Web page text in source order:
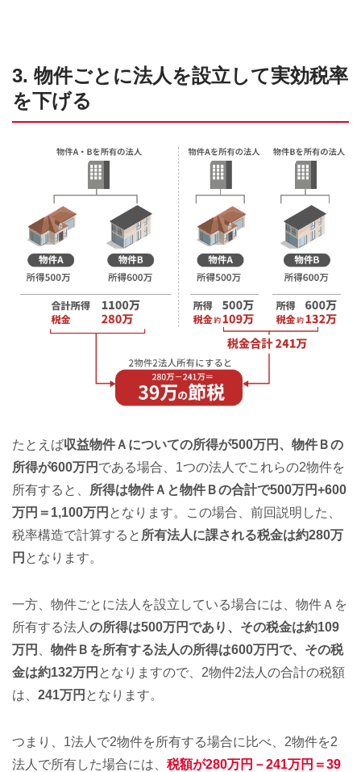
3. 物件ごとに法人を設立して実効税率
を下げる
たとえば収益物件Ａについての所得が500万円、物件Ｂの
所得が600万円 である場合、1つの法人でこれらの2物件を
所有すると、 所得は物件Ａと物件Ｂの合計で500万円+600
万円＝1,100万円 となります。この場合、前回説明した、
税率構造で計算すると 所有法人に課される税金は約280万
円 となります。
一方、物件ごとに法人を設立している場合には、物件Ａを
所有する法人の所得は500万円であり、その税金は約109
万円 、 物件Ｂを所有する法人の所得は600万円で、その税
金は約132万円 となりますので、2物件2法人の合計の税額
は、 241万円 となります。
つまり、1法人で2物件を所有する場合に比べ、2物件を2
法人で所有した場合には、 税額が280万円－241万円＝39